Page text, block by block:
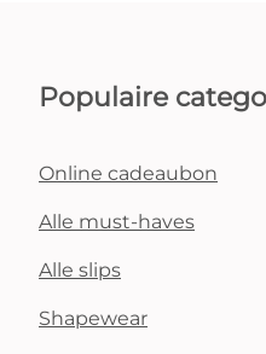
Populaire
Online cadeaubon
Alle must-haves
Alle slips
Shapewear